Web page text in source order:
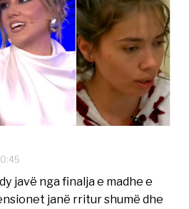
javë nga finalja e madhe e
janë rritur shumë dhe